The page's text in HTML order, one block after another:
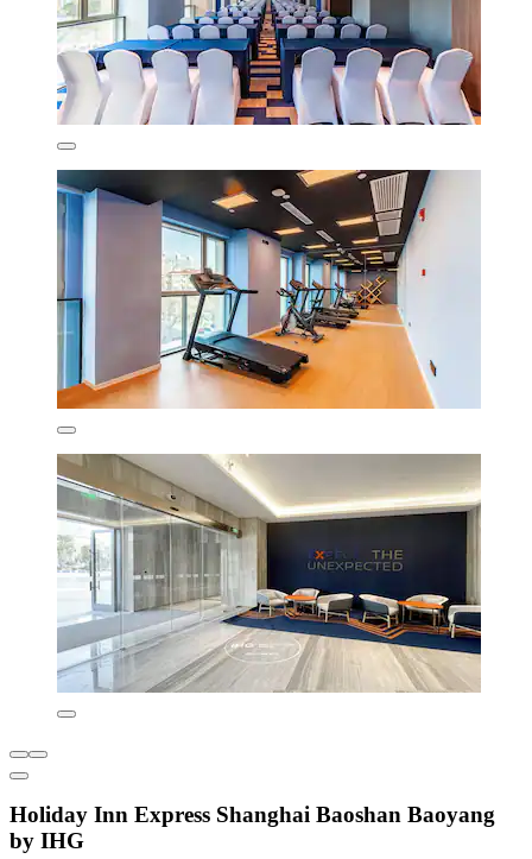
Holiday Inn Express Shanghai Baoshan Baoyang
by IHG